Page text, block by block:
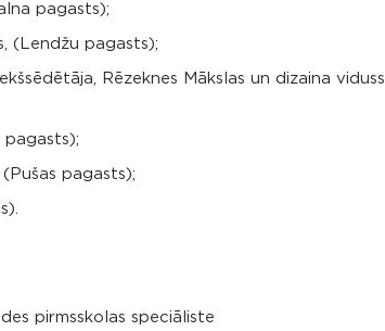
pagasts);
(Lendžu pagasts);
Rēzeknes Mākslas un dizaina
pagasts);
pagasts);
pirmsskolas speciāliste